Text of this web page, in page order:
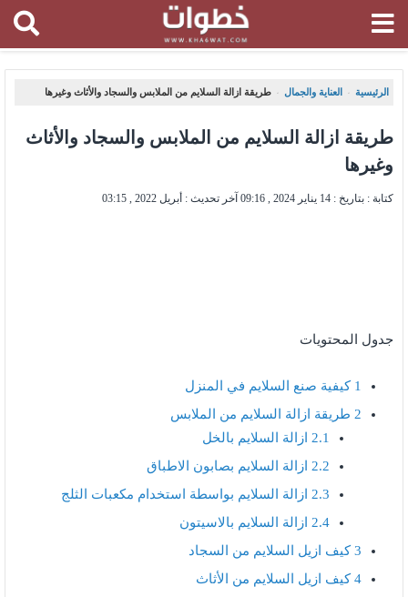
الرئيسية ، العناية والجمال ، طريقة ازالة السلايم من الملابس والسجاد والأثاث وغيرها
طريقة ازالة السلايم من الملابس والسجاد والأثاث
وغيرها
كتابة : بتاريخ : 14 يناير 2024 , 09:16 آخر تحديث : أبريل 2022 , 03:15
جدول المحتويات
1 كيفية صنع السلايم في المنزل
2 طريقة ازالة السلايم من الملابس
2.1 ازالة السلايم بالخل
2.2 ازالة السلايم بصابون الاطباق
2.3 ازالة السلايم بواسطة استخدام مكعبات الثلج
2.4 ازالة السلايم بالاسيتون
3كيف ازيل السلايم من السجاد
4كيف ازيل السلايم من الأثاث